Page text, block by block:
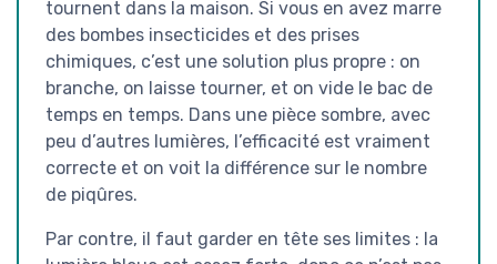
tournent dans la maison. Si vous en avez marre
des bombes insecticides et des prises
chimiques, c’est une solution plus propre : on
branche, on laisse tourner, et on vide le bac de
temps en temps. Dans une pièce sombre, avec
peu d’autres lumières, l’efficacité est vraiment
correcte et on voit la différence sur le nombre
de piqûres.
Par contre, il faut garder en tête ses limites : la